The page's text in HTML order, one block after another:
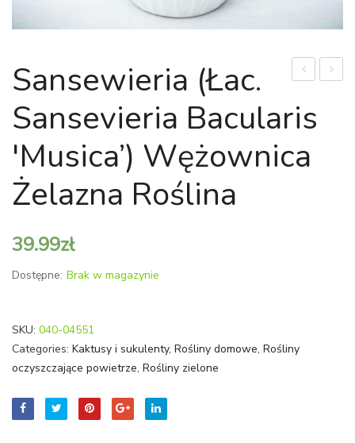
(łac.
Sansewieria (łac.
Sansevieria Bacularis
'Musica’) Wężownica
Żelazna Roślina
39.99zł
Dostępne: Brak w magazynie
SKU: 040-04551
Categories: Kaktusy i sukulenty, Rośliny domowe, Rośliny
oczyszczające powietrze, Rośliny zielone